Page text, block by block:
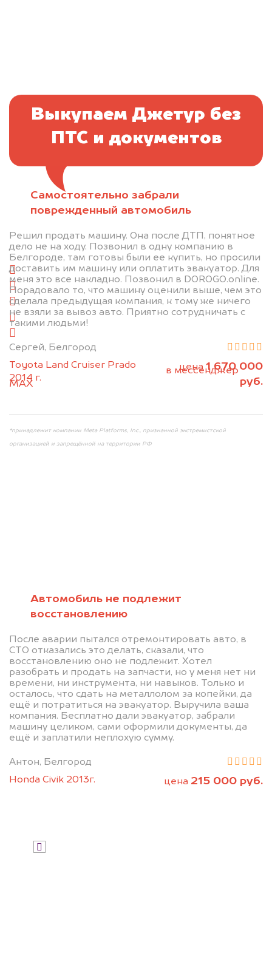
Самостоятельно забрали
поврежденный автомобиль
Решил продать машину. Она после ДТП, понятное
дело не на ходу. Позвонил в одну компанию в
Белгороде, там готовы были ее купить, но просили
доставить им машину или оплатить эвакуатор. Для
меня это все накладно. Позвонил в DOROGO.online.
Порадовало то, что машину оценили выше, чем это
сделала предыдущая компания, к тому же ничего
не взяли за вывоз авто. Приятно сотрудничать с
такими людьми!
Сергей, Белгород
Toyota Land Cruiser Prado
2014 г.
цена1 670 000
руб.
Автомобиль не подлежит
восстановлению
После аварии пытался отремонтировать авто, в
СТО отказались это делать, сказали, что
восстановлению оно не подлежит. Хотел
разобрать и продать на запчасти, но у меня нет ни
времени, ни инструмента, ни навыков. Только и
осталось, что сдать на металлолом за копейки, да
ещё и потратиться на эвакуатор. Выручила ваша
компания. Бесплатно дали эвакуатор, забрали
машину целиком, сами оформили документы, да
ещё и заплатили неплохую сумму.
Антон, Белгород
Honda Civik 2013г.
цена 215 000 руб.
Выкупаем Джетур без
ПТС и документов
Отправьте фотографии автомобиля — через
1. Сфотографируйте машину:
спереди
сзади
слева
+79584983298 по WhatsApp*, в мессенджер
MAX
*принадлежит компании Meta Platforms, Inc., признанной экстремистской
организацией и запрещённой на территории РФ
БЕСПЛАТНО
разборку.
Мы купим ваше авто на 20.000 руб.
дороже, чем предлагают на
автоаукционах.